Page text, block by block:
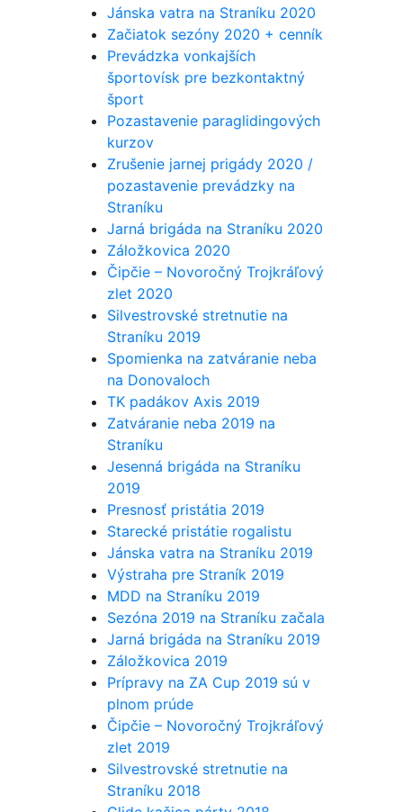
Jánska vatra na Straníku 2020
Začiatok sezóny 2020 + cenník
Prevádzka vonkajších
športovísk pre bezkontaktný
šport
Pozastavenie paraglidingových
kurzov
Zrušenie jarnej prigády 2020 /
pozastavenie prevádzky na
Straníku
Jarná brigáda na Straníku 2020
Záložkovica 2020
Čipčie – Novoročný Trojkráľový
zlet 2020
Silvestrovské stretnutie na
Straníku 2019
Spomienka na zatváranie neba
na Donovaloch
TK padákov Axis 2019
Zatváranie neba 2019 na
Straníku
Jesenná brigáda na Straníku
2019
Presnosť pristátia 2019
Starecké pristátie rogalistu
Jánska vatra na Straníku 2019
Výstraha pre Straník 2019
MDD na Straníku 2019
Sezóna 2019 na Straníku začala
Jarná brigáda na Straníku 2019
Záložkovica 2019
Prípravy na ZA Cup 2019 sú v
plnom prúde
Čipčie – Novoročný Trojkráľový
zlet 2019
Silvestrovské stretnutie na
Straníku 2018